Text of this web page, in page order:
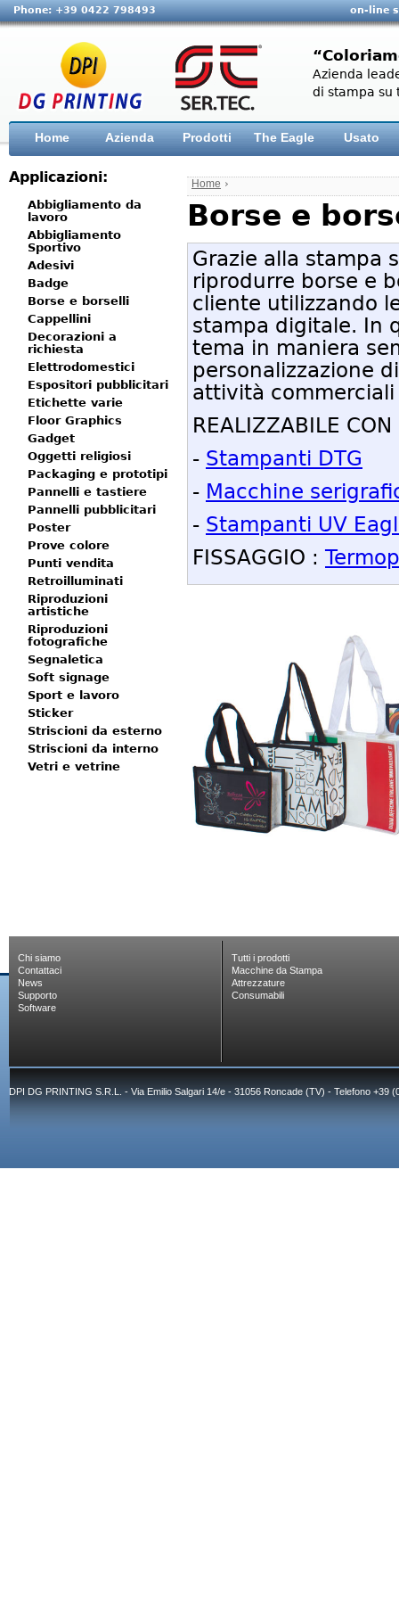
Phone: +39 0422 798493 on-line
Azienda
di stampa su
Home Azienda Prodotti The Eagle Usato
Applicazioni:
Abbigliamento da
lavoro
Abbigliamento
Sportivo
Adesivi
Badge
Borse e borselli
Cappellini
Decorazioni a
richiesta
Elettrodomestici
Espositori pubblicitari
Etichette varie
Floor Graphics
Gadget
Oggetti religiosi
Packaging e prototipi
Pannelli e tastiere
Pannelli pubblicitari
Poster
Prove colore
Punti vendita
Retroilluminati
Riproduzioni
artistiche
Riproduzioni
fotografiche
Segnaletica
Soft signage
Sport e lavoro
Sticker
Striscioni da esterno
Striscioni da interno
Vetri e vetrine
Home ›
Borse e
Grazie alla stampa
riprodurre borse e
cliente utilizzando
stampa digitale. In
tema in maniera
personalizzazione
attività commerciali
REALIZZABILE
- Stampanti DTG
- Macchine
- Stampanti UV
FISSAGGIO :
Chi siamo
Contattaci
News
Supporto
Software
Tutti i prodotti
Macchine da Stampa
Attrezzature
Consumabili
DPI DG PRINTING S.R.L. - Via Emilio Salgari 14/e - 31056 Roncade (TV) - Telefono